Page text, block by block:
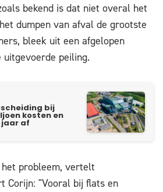
bekend is dat niet overal het
dumpen van afval de grootste
bleek uit een afgelopen
peiling.
bij
kosten en
jaar af
probleem, vertelt
Corijn: "Vooral bij flats en